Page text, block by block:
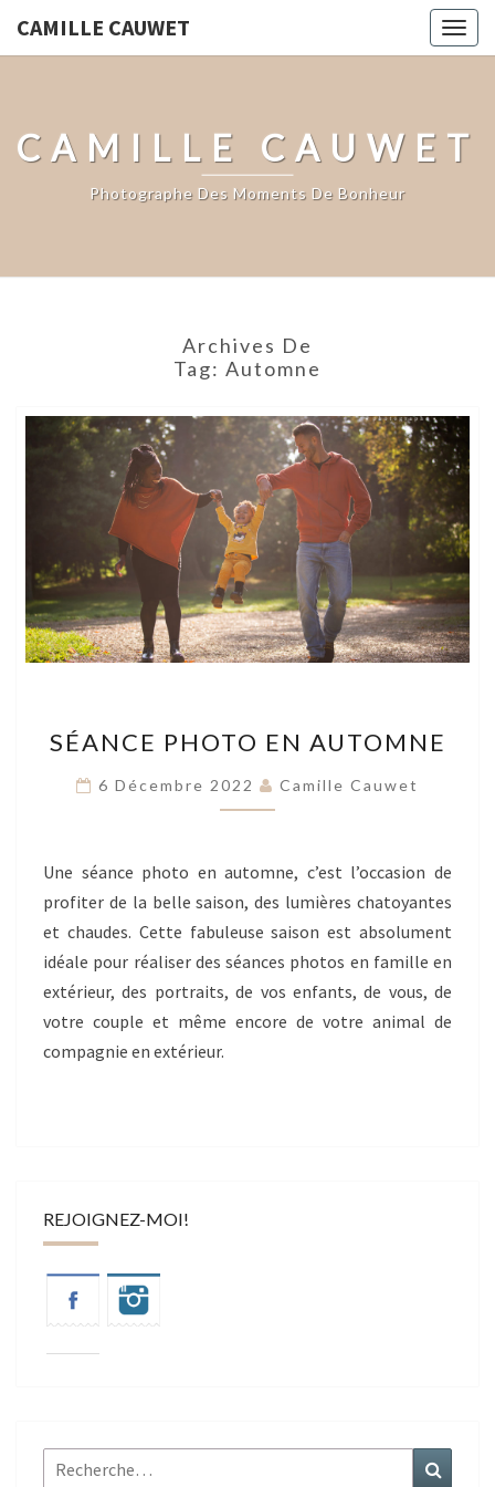
CAMILLE CAUWET
CAMILLE CAUWET
Photographe Des Moments De Bonheur
Archives De
Tag: Automne
PHOTO
EN
AUTOMNE
SÉANCE PHOTO EN AUTOMNE
6 Décembre 2022 Camille Cauwet
Une séance photo en automne, c’est l’occasion de
profiter de la belle saison, des lumières chatoyantes
et chaudes. Cette fabuleuse saison est absolument
idéale pour réaliser des séances photos en famille en
extérieur, des portraits, de vos enfants, de vous, de
votre couple et même encore de votre animal de
compagnie en extérieur.
REJOIGNEZ-MOI!
Rechercher :